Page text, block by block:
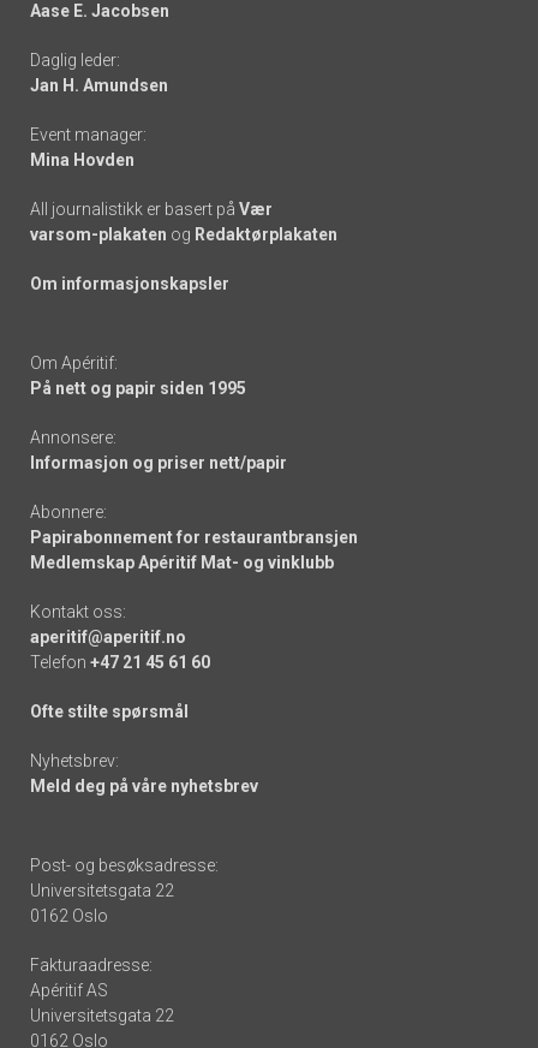
-
links
Aase E. Jacobsen
Daglig leder:
Jan H. Amundsen
Event manager:
Mina Hovden
All journalistikk er basert på Vær
varsom-plakaten og Redaktørplakaten
Om informasjonskapsler
Om Apéritif:
På nett og papir siden 1995
Annonsere:
Informasjon og priser nett/papir
Abonnere:
Papirabonnement for restaurantbransjen
Medlemskap Apéritif Mat- og vinklubb
Kontakt oss:
aperitif@aperitif.no
Telefon +47 21 45 61 60
Ofte stilte spørsmål
Nyhetsbrev:
Meld deg på våre nyhetsbrev
Post- og besøksadresse:
Universitetsgata 22
0162 Oslo
Fakturaadresse:
Apéritif AS
Universitetsgata 22
0162 Oslo